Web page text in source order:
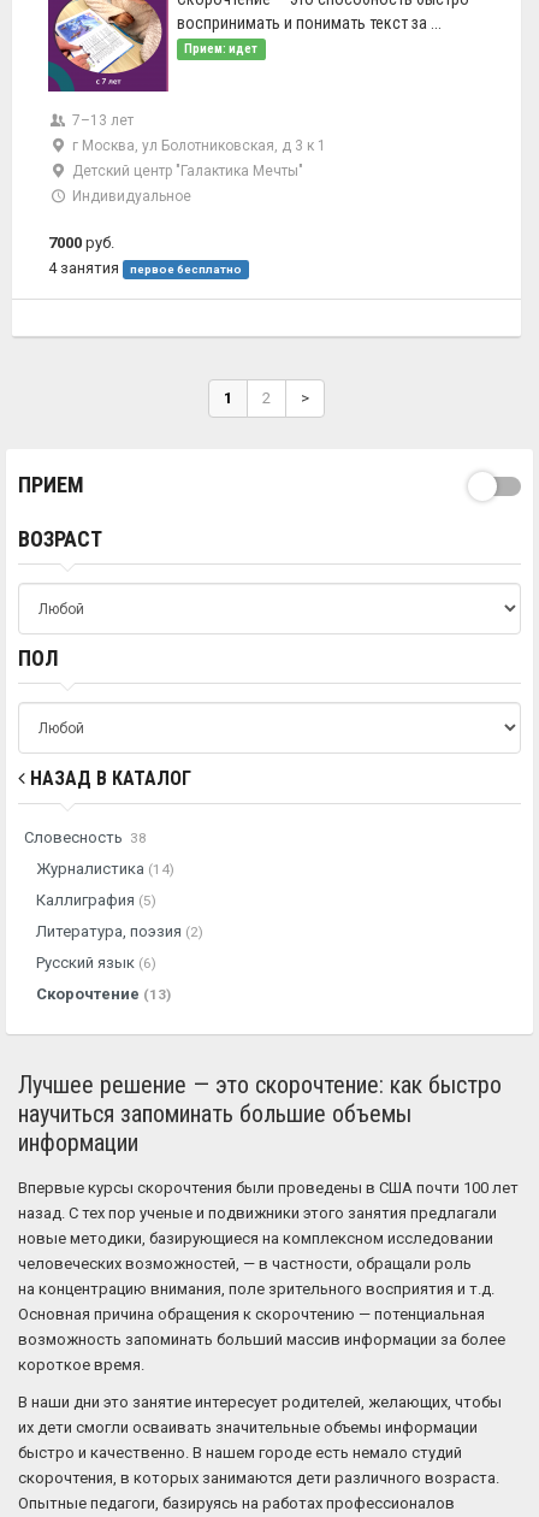
воспринимать и понимать текст за ...
Прием: идет
7–13 лет
г Москва, ул Болотниковская, д 3 к 1
Детский центр "Галактика Мечты"
Индивидуальное
7000 руб.
4 занятия
первое бесплатно
1 2 >
ПРИЕМ
ВОЗРАСТ
ПОЛ
НАЗАД В КАТАЛОГ
Словесность 38
Журналистика (14)
Каллиграфия (5)
Литература, поэзия (2)
Русский язык (6)
Скорочтение (13)
Лучшее решение — это скорочтение: как быстро
научиться запоминать большие объемы
информации
Впервые курсы скорочтения были проведены в США почти 100 лет
назад. С тех пор ученые и подвижники этого занятия предлагали
новые методики, базирующиеся на комплексном исследовании
человеческих возможностей, — в частности, обращали роль
на концентрацию внимания, поле зрительного восприятия и т.д.
Основная причина обращения к скорочтению — потенциальная
возможность запоминать больший массив информации за более
короткое время.
В наши дни это занятие интересует родителей, желающих, чтобы
их дети смогли осваивать значительные объемы информации
быстро и качественно. В нашем городе есть немало студий
скорочтения, в которых занимаются дети различного возраста.
Опытные педагоги, базируясь на работах профессионалов